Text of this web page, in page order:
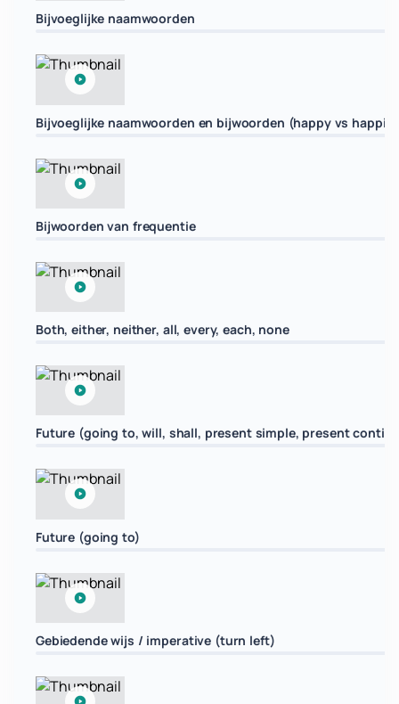
Bijvoeglijke naamwoorden
Bijvoeglijke naamwoorden en bijwoorden (happy vs
Bijwoorden van frequentie
Both, either, neither, all, every, each, none
Future (going to, will, shall, present simple, present
Future (going to)
Gebiedende wijs / imperative (turn left)